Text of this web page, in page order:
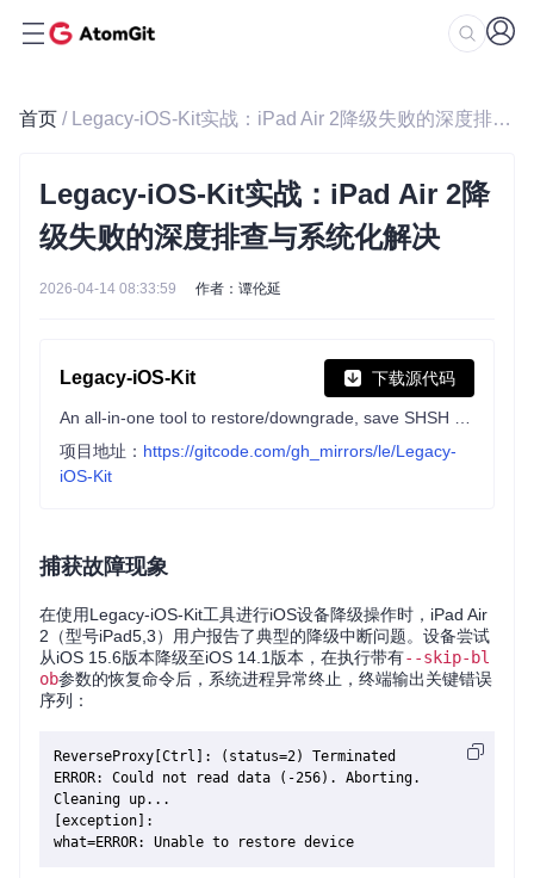
首页 / Legacy-iOS-Kit实战：iPad Air 2降级失败的深度排查与系统化解决
Legacy-iOS-Kit实战：iPad Air 2降
级失败的深度排查与系统化解决
2026-04-14 08:33:59 作者：谭伦延
Legacy-iOS-Kit 下载源代码
项目地址： https://gitcode.com/gh_mirrors/le/Legacy-
iOS-Kit
捕获故障现象
在使用Legacy-iOS-Kit工具进行iOS设备降级操作时，iPad Air
2（型号iPad5,3）用户报告了典型的降级中断问题。设备尝试
从iOS 15.6版本降级至iOS 14.1版本，在执行带有--skip-bl
ob参数的恢复命令后，系统进程异常终止，终端输出关键错误
序列：
ReverseProxy[Ctrl]: (status=2) Terminated
ERROR: Could not read data (-256). Aborting.
Cleaning up...
[exception]: